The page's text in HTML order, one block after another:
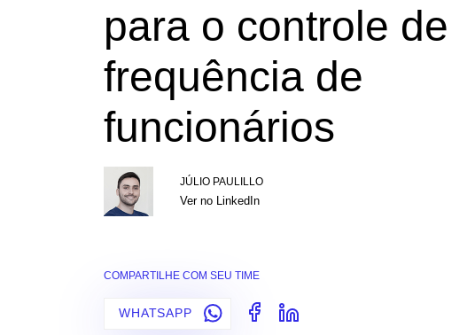
para o controle de
frequência de
funcionários
JÚLIO PAULILLO
Ver no LinkedIn
COMPARTILHE COM SEU TIME
WHATSAPP